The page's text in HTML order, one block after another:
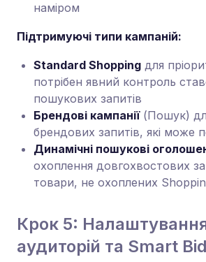
наміром
Підтримуючі типи кампаній:
Standard Shopping для
потрібен явний контроль
пошукових запитів
Брендові кампанії(Пошук)
брендових запитів, які може
Динамічні пошукові
охоплення довгохвостових
товари, не охоплених
Крок 5:
аудиторій та Smart